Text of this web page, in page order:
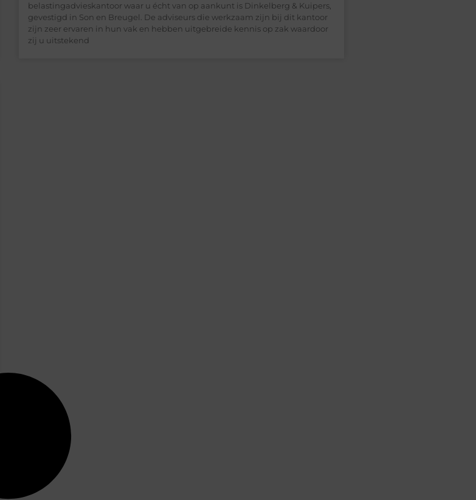
belastingadvieskantoor waar u écht van op aankunt is Dinkelberg & Kuipers,
gevestigd in Son en Breugel. De adviseurs die werkzaam zijn bij dit kantoor
zijn zeer ervaren in hun vak en hebben uitgebreide kennis op zak waardoor
zij u uitstekend